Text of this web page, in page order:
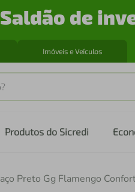
Saldão de
Imóveis e Veículos
Produtos do Sicredi